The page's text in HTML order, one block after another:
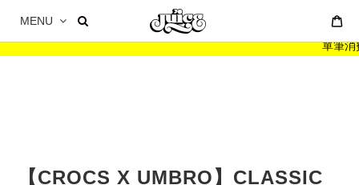
單筆消費
MENU
【CROCS X UMBRO】CLASSIC